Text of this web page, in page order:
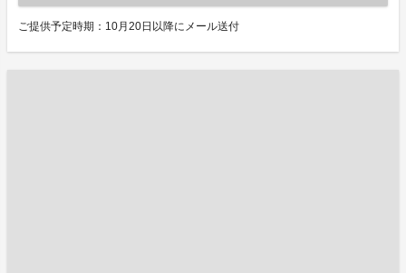
ご提供予定時期：10月20日以降にメール送付